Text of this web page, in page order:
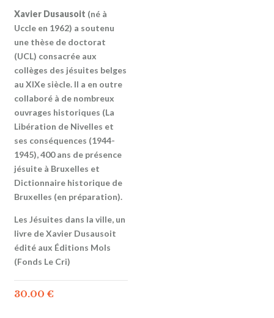
Xavier Dusausoit (né à
Uccle en 1962) a soutenu
une thèse de doctorat
(UCL) consacrée aux
collèges des jésuites belges
au XIXe siècle. Il a en outre
collaboré à de nombreux
ouvrages historiques (La
Libération de Nivelles et
ses conséquences (1944-
1945), 400 ans de présence
jésuite à Bruxelles et
Dictionnaire historique de
Bruxelles (en préparation).
Les Jésuites dans la ville, un
livre de Xavier Dusausoit
édité aux Éditions Mols
(Fonds Le Cri)
30.00 €